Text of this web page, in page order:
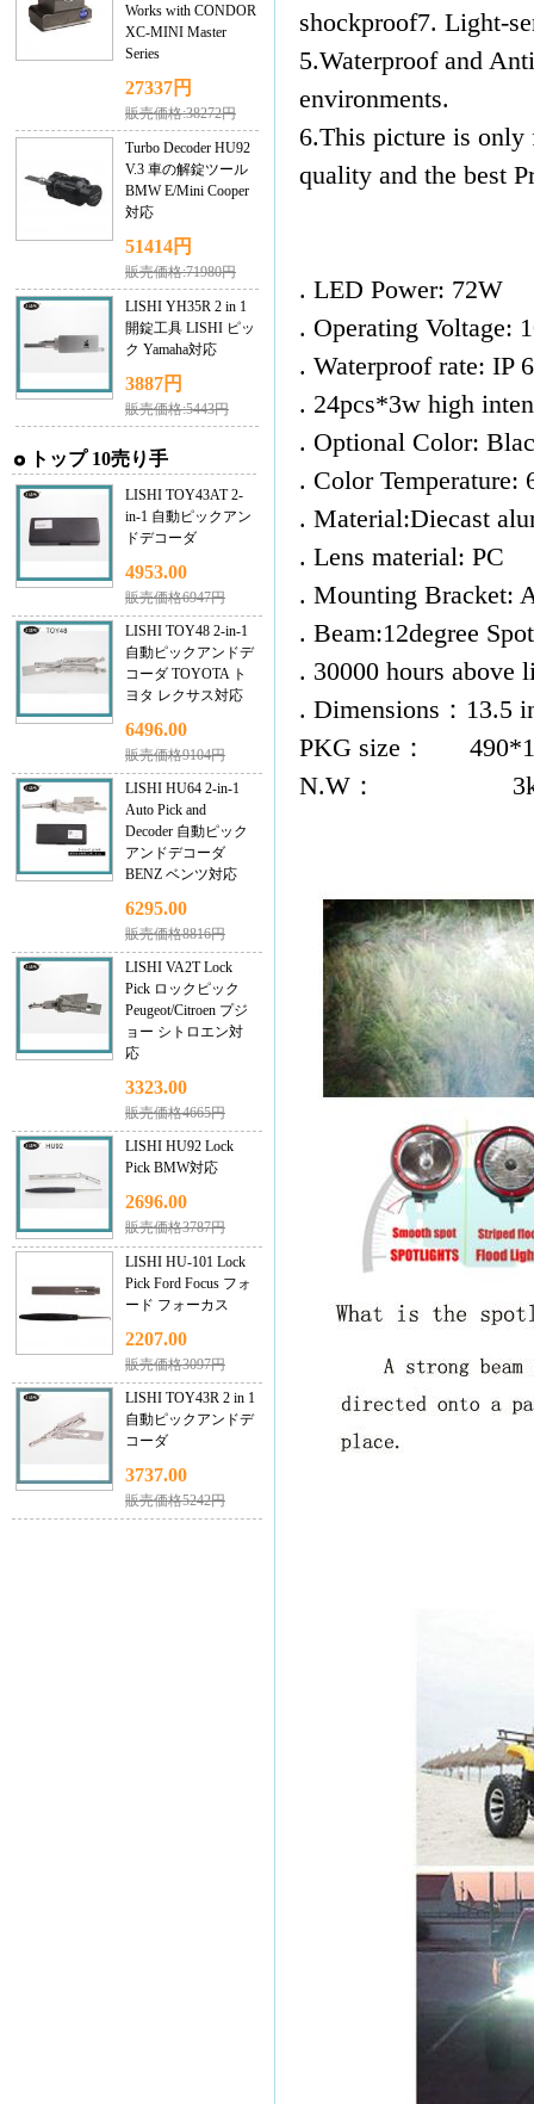
Works with CONDOR
XC-MINI Master
Series
27337円
販売価格:38272円
Turbo Decoder HU92
V.3 車の解錠ツール
BMW E/Mini Cooper
対応
51414円
販売価格:71980円
LISHI YH35R 2 in 1
開錠工具 LISHI ピッ
ク Yamaha対応
3887円
販売価格:5443円
トップ 10売り手
LISHI TOY43AT 2-
in-1 自動ピックアン
ドデコーダ
4953.00
販売価格6947円
LISHI TOY48 2-in-1
自動ピックアンドデ
コーダ TOYOTA ト
ヨタ レクサス対応
6496.00
販売価格9104円
LISHI HU64 2-in-1
Auto Pick and
Decoder 自動ピック
アンドデコーダ
BENZ ベンツ対応
6295.00
販売価格8816円
LISHI VA2T Lock
Pick ロックピック
Peugeot/Citroen プジ
ョー シトロエン対
応
3323.00
販売価格4665円
LISHI HU92 Lock
Pick BMW対応
2696.00
販売価格3787円
LISHI HU-101 Lock
Pick Ford Focus フォ
ード フォーカス
2207.00
販売価格3097円
LISHI TOY43R 2 in 1
自動ピックアンドデ
コーダ
3737.00
販売価格5242円
shockproof7. Light-
5.Waterproof and
environments.
6.This picture is
quality and the best
. LED Power: 72W
. Operating Voltage:
. Waterproof rate: IP
. 24pcs*3w high
. Optional Color:
. Color Temperature:
. Material:Diecast
. Lens material: PC
. Mounting Bracket:
. Beam:12degree
. 30000 hours
. Dimensions：13.5
PKG size：
N.W： 3kg/